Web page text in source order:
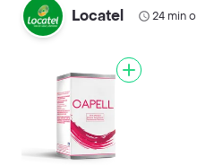
Locatel 24 min